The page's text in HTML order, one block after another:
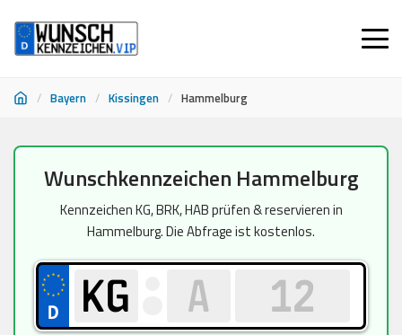
/ Bayern / Kissingen / Hammelburg
Inhalt
springen
Wunschkennzeichen Hammelburg
Kennzeichen KG, BRK, HAB prüfen & reservieren in
Hammelburg. Die Abfrage ist kostenlos.